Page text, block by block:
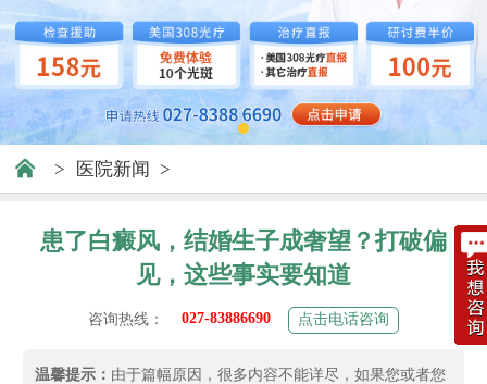
> 医院新闻 >
患了白癜风，结婚生子成奢望？打破偏
见，这些事实要知道
咨询热线： 027-83886690 点击电话咨询
温馨提示： 由于篇幅原因，很多内容不能详尽，如果您或者您